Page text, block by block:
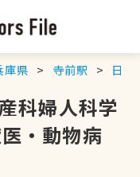
庫県 寺前駅 日本
科婦人科学
・動物病